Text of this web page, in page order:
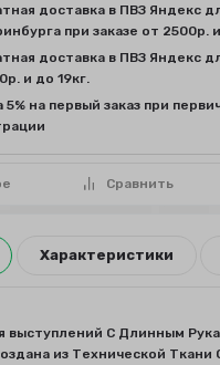
Сравнить
доставка в ПВЗ Яндекс
при заказе от 2500р.
доставка в ПВЗ Яндекс
и до 19кг.
5% на первый заказ при
Характеристики
выступлений С Длинным
из Технической Ткани